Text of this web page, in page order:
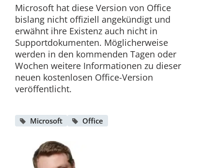
Microsoft hat diese Version von Office
bislang nicht offiziell angekündigt und
erwähnt ihre Existenz auch nicht in
Supportdokumenten. Möglicherweise
werden in den kommenden Tagen oder
Wochen weitere Informationen zu dieser
neuen kostenlosen Office-Version
veröffentlicht.
Microsoft Office